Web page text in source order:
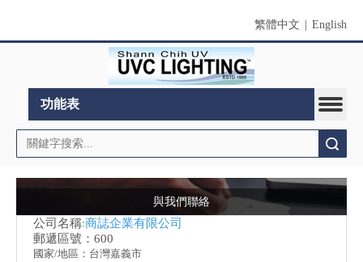
繁體中文 English
功能表
與我們聯絡
公司名稱:商誌企業有限公司
郵遞區號：600
國家/地區：台灣嘉義市